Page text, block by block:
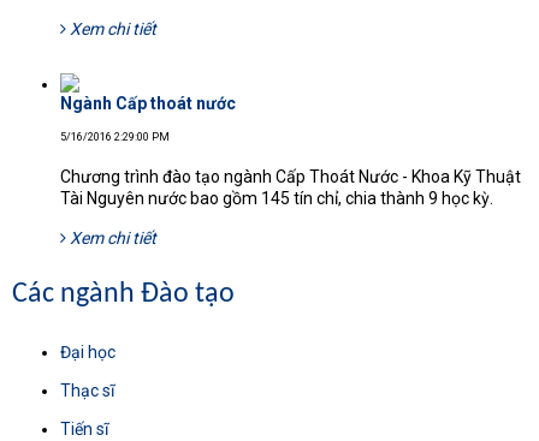
Xem chi tiết
Ngành Cấp thoát nước
5/16/2016 2:29:00 PM
Chương trình đào tạo ngành Cấp Thoát Nước - Khoa Kỹ Thuật
Tài Nguyên nước bao gồm 145 tín chỉ, chia thành 9 học kỳ.
Xem chi tiết
Các ngành Đào tạo
Đại học
Thạc sĩ
Tiến sĩ